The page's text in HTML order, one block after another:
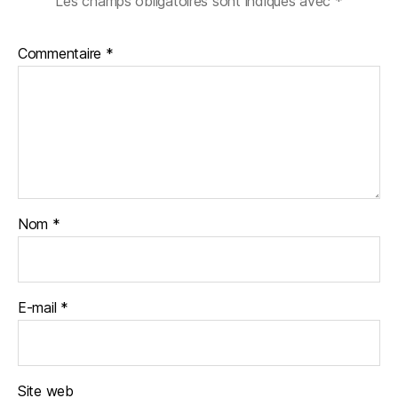
Commentaire *
Nom *
E-mail *
Site web